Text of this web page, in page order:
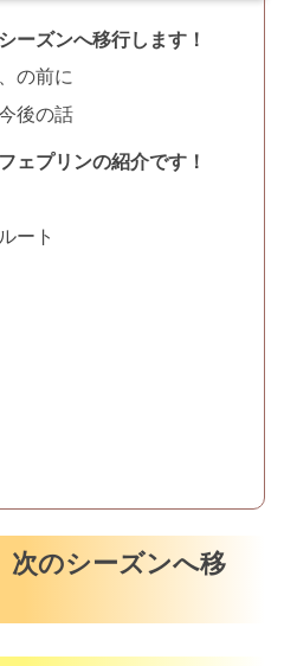
ーズンへ移行します！
の前に
後の話
ェプリンの紹介です！
ート
次のシーズンへ移